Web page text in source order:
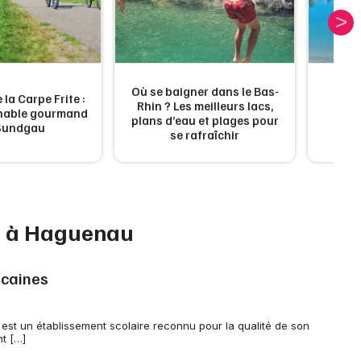
Jeux concours
Newsletter des sorties
Artistes en tournée
Magazine à Haguenau
Restaurants
la Carpe Frite :
gourmand
Où se baigner dans le Bas-
Rhin ? Les meilleurs lacs,
plans d’eau et plages pour
se rafraîchir
à Haguenau
un établissement scolaire reconnu pour la qualité de son
[…]